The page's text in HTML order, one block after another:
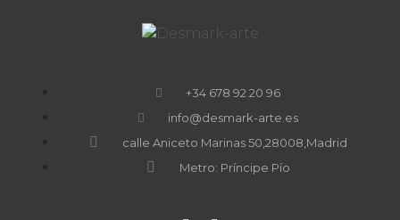
+34 678 92 20 96
info@desmark-arte.es
calle Aniceto Marinas 50,28008,Madrid
Metro: Príncipe Pío